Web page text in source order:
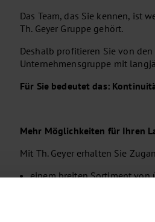
Das Team, das Sie kennen, ist
Th. Geyer Gruppe gehört.
Deshalb profitieren Sie von
Unternehmensgruppe mit
Für Sie bedeutet das:
Mehr Möglichkeiten für Ihren
Mit Th. Geyer erhalten Sie
einem breiten Sortiment